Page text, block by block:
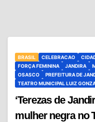
BRASIL CELEBRACAO
FORÇA FEMININA
JANDIRA
OSASCO
PREFEITURA DE
TEATRO MUNICIPAL LUIZ
‘Terezas de
mulher negra no